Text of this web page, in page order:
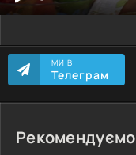
МИ В
Телеграм